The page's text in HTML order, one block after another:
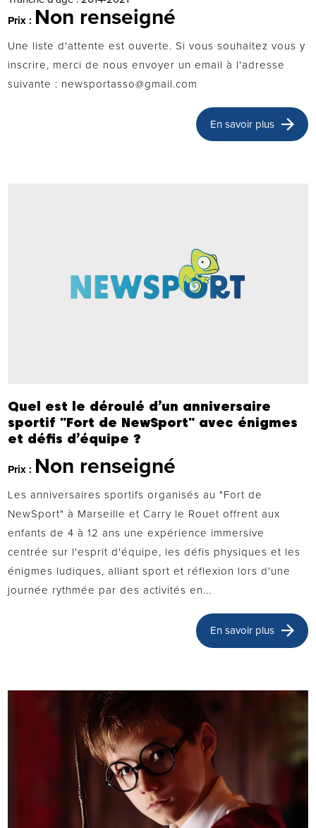
Prix : Non renseigné
Une liste d'attente est ouverte. Si vous souhaitez vous y
inscrire, merci de nous envoyer un email à l'adresse
suivante : newsportasso@gmail.com
En savoir plus
Quel est le déroulé d’un anniversaire
sportif "Fort de NewSport" avec énigmes
et défis d’équipe ?
Prix : Non renseigné
Les anniversaires sportifs organisés au "Fort de
NewSport" à Marseille et Carry le Rouet offrent aux
enfants de 4 à 12 ans une expérience immersive
centrée sur l'esprit d'équipe, les défis physiques et les
énigmes ludiques, alliant sport et réflexion lors d'une
journée rythmée par des activités en...
En savoir plus